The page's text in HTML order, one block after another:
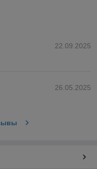
22.09.2025
26.05.2025